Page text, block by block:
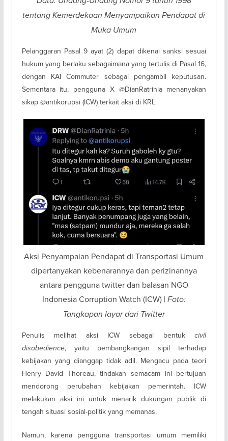
tentang Kemerdekaan Menyampaikan Pendapat di
Muka Umum
Pelanggaran Pasal 9 ayat (2) dapat dikenai sanksi sesuai
hukum yang berlaku sebagaimana yang tertulis di Pasal 16,
dengan KAI Commuter sebagai pengambil keputusan.
Sementara itu, pengguna X @DianRatrinia menanyakan
sikap @antikorupsi (ICW) terkait aksi di KRL.
Aksi Penyampaian Pendapat di Transportasi Umum
dipertanyakan kebenarannya dan perizinannya
antara pengguna twitter dan balasan NGO
Indonesia Corruption Watch (ICW) | Foto:
Tangkapan layar dari Twitter
Penulis melihat aksi ICW sebagai bentukcivil
disobedience, yaitu pembangkangan sipil terhadap
kebijakan yang dianggap tidak adil. Mengacu pada teori
Henry David Thoreau, tindakan semacam ini bertujuan
mendorong perubahan kebijakan pemerintah. ICW
melakukan aksi ini untuk menarik dukungan publik di
tengah situasi sosial-politik yang memanas.
Namun, karena pengguna transportasi umum memiliki